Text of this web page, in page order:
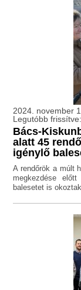
2024. november
Legutóbb
Bács-
alatt 45
igénylő
A rendőrök a múlt
megkezdése
balesetet is